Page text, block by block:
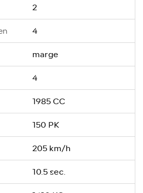
2
4
marge
4
1985 CC
150 PK
205 km/h
10.5 sec.